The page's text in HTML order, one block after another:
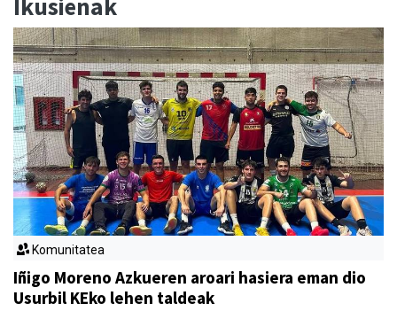
Ikusienak
Komunitatea
Iñigo Moreno Azkueren aroari hasiera eman dio
Usurbil KEko lehen taldeak